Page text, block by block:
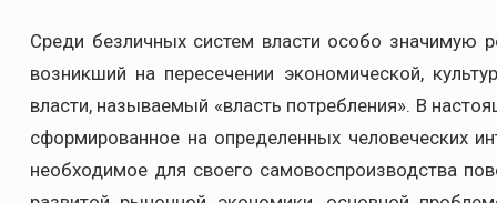
Среди безличных систем власти особо значимую
возникший на пересечении экономической,
власти, называемый «власть потребления». В
сформированное на определенных человеческих
необходимое для своего самовоспроизводства